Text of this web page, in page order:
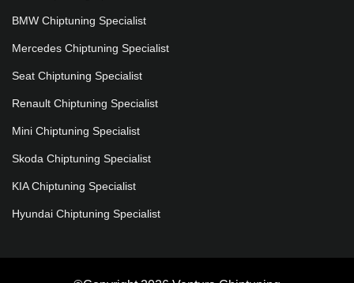
BMW Chiptuning Specialist
Mercedes Chiptuning Specialist
Seat Chiptuning Specialist
Renault Chiptuning Specialist
Mini Chiptuning Specialist
Skoda Chiptuning Specialist
KIA Chiptuning Specialist
Hyundai Chiptuning Specialist